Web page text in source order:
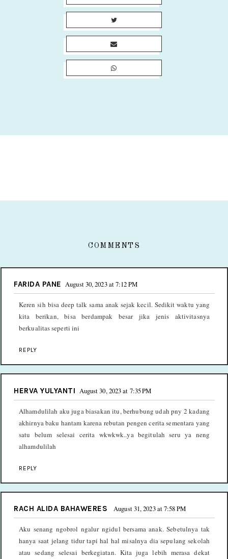
COMMENTS
FARIDA PANE August 30, 2023 at 7:12 PM
Keren sih bisa deep talk sama anak sejak kecil. Sedikit waktu yang
kita berikan, bisa berdampak besar jika jenis aktivitasnya
berkualitas seperti ini
REPLY
HERVA YULYANTI August 30, 2023 at 7:35 PM
Alhamdulilah aku juga biasakan itu, berhubung udah pny 2 kadang
akhirnya baku hantam karena rebutan pengen cerita sementara yang
satu belum selesai cerita wkwkwk..ya begitulah seru ya neng
alhamdulilah
REPLY
RACH ALIDA BAHAWERES August 31, 2023 at 7:58 PM
Aku senang ngobrol ngalur ngidul bersama anak. Sebetulnya tak
hanya saat jelang tidur tapi hal hal misalnya dia sepulang sekolah
atau sedang selesai berkegiatan. Kita juga lebih merasa dekat